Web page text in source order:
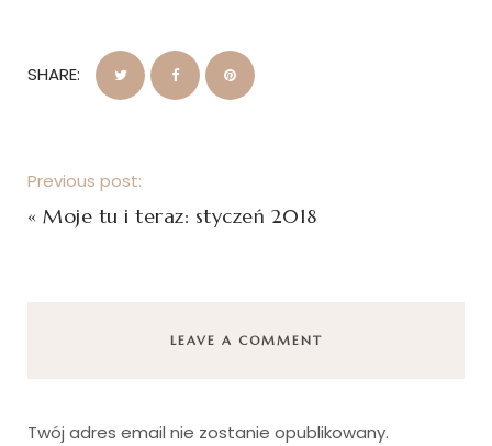
SHARE:
Previous post:
« Moje tu i teraz: styczeń 2018
LEAVE A COMMENT
Twój adres email nie zostanie opublikowany.